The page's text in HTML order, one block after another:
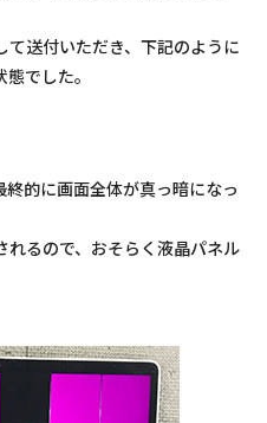
送付いただき、下記のように
でした。
的に画面全体が真っ暗になっ
るので、おそらく液晶パネル